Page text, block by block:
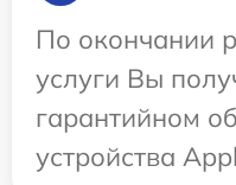
По окончании
услуги Вы
гарантийном
устройства